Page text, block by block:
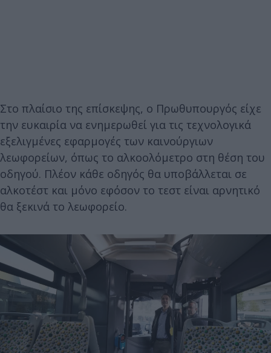
Στο πλαίσιο της επίσκεψης, ο Πρωθυπουργός είχε
την ευκαιρία να ενημερωθεί για τις τεχνολογικά
εξελιγμένες εφαρμογές των καινούργιων
λεωφορείων, όπως το αλκοολόμετρο στη θέση του
οδηγού. Πλέον κάθε οδηγός θα υποβάλλεται σε
αλκοτέστ και μόνο εφόσον το τεστ είναι αρνητικό
θα ξεκινά το λεωφορείο.